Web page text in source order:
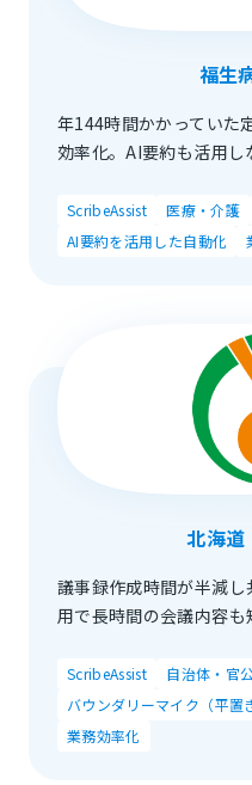
福生
年144時間かかっていた
効率化。AI要約も活用し
ScribeAssist 医療・介護
AI要約を活用した自動化
北海道
議事録作成時間が半減
用で長時間の会議内容も
ScribeAssist 自治体・官
バウンダリーマイク（平置
業務効率化